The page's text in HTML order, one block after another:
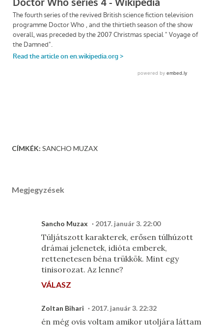
CÍMKÉK: SANCHO MUZAX
Megjegyzések
Sancho Muzax 2017. január 3. 22:00
Túljátszott karakterek, erősen túlhúzott
drámai jelenetek, idióta emberek,
rettenetesen béna trükkök. Mint egy
tinisorozat. Az lenne?
VÁLASZ
Zoltan Bihari 2017. január 3. 22:32
én még ovis voltam amikor utoljára láttam